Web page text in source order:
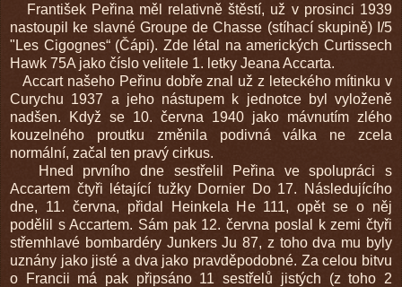
František Peřina měl relativně štěstí, už v prosinci 1939
nastoupil ke slavné Groupe de Chasse (stíhací skupině) I/5
"Les Cigognes“ (Čápi). Zde létal na amerických Curtissech
Hawk 75A jako číslo velitele 1. letky Jeana Accarta.
Accart našeho Peřinu dobře znal už z leteckého mítinku v
Curychu 1937 a jeho nástupem k jednotce byl vyloženě
nadšen. Když se 10. června 1940 jako mávnutím zlého
kouzelného proutku změnila podivná válka ne zcela
normální, začal ten pravý cirkus.
Hned prvního dne sestřelil Peřina ve spolupráci s
Accartem čtyři létající tužky Dornier Do 17. Následujícího
dne, 11. června, přidal Heinkela He 111, opět se o něj
podělil s Accartem. Sám pak 12. června poslal k zemi čtyři
střemhlavé bombardéry Junkers Ju 87, z toho dva mu byly
uznány jako jisté a dva jako pravděpodobné. Za celou bitvu
o Francii má pak připsáno 11 sestřelů jistých (z toho 2